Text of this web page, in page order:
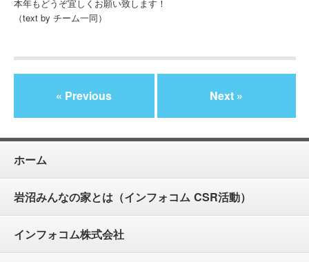
本年もどうぞ宜しくお願い致します！
（text by チーム一同）
« Previous Next »
ホーム
岩沼みんなの家とは（インフォコム CSR活動）
インフォコム株式会社